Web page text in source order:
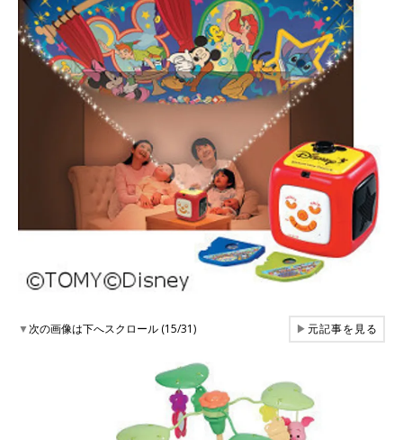
▼次の画像は下へスクロール (15/31) ▶元記事を見る